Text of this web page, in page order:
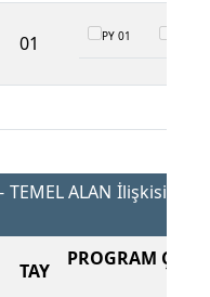
01 PY 01
TEMEL ALAN İlişkisi
TAY
PROGRAM